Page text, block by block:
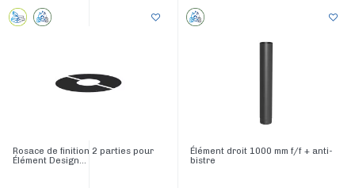
Rosace de finition 2 parties pour
Élément Design...
Élément droit 1000 mm f/f + anti-
bistre